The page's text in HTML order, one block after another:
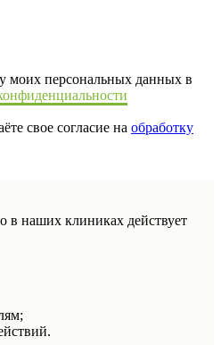
моих персональных данных в
свое согласие на обработку
в наших клиниках действует